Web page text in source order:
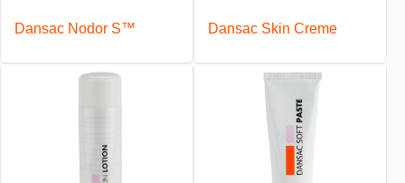
Dansac Nodor S™ Dansac Skin Creme